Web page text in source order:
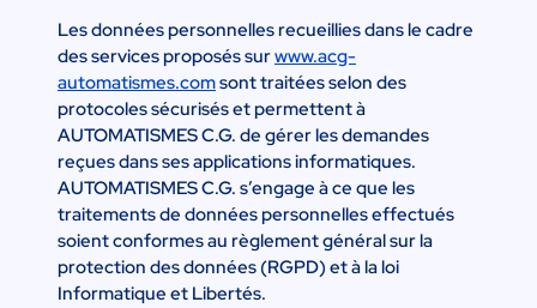
Les données personnelles recueillies dans le cadre
des services proposés surwww.acg-
automatismes.comsont traitées selon des
protocoles sécurisés et permettent à
AUTOMATISMES C.G. de gérer les demandes
reçues dans ses applications informatiques.
AUTOMATISMES C.G. s’engage à ce que les
traitements de données personnelles effectués
soient conformes au règlement général sur la
protection des données (RGPD) et à la loi
Informatique et Libertés.